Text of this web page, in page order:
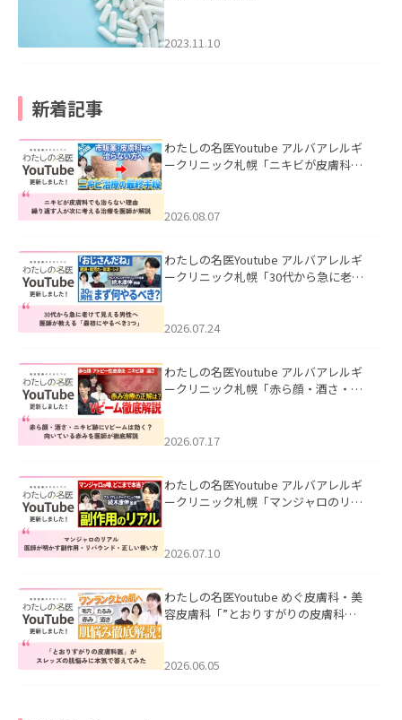
2023.11.10
新着記事
わたしの名医Youtube アルバアレルギ
ークリニック札幌「ニキビが皮膚科で
ました。
2026.08.07
わたしの名医Youtube アルバアレルギ
ークリニック札幌「30代から急に老け
た。
2026.07.24
わたしの名医Youtube アルバアレルギ
ークリニック札幌「赤ら顔・酒さ・ニ
した。
2026.07.17
わたしの名医Youtube アルバアレルギ
ークリニック札幌「マンジャロのリア
た。
2026.07.10
わたしの名医Youtube めぐ皮膚科・美
容皮膚科「”とおりすがりの皮膚科
2026.06.05